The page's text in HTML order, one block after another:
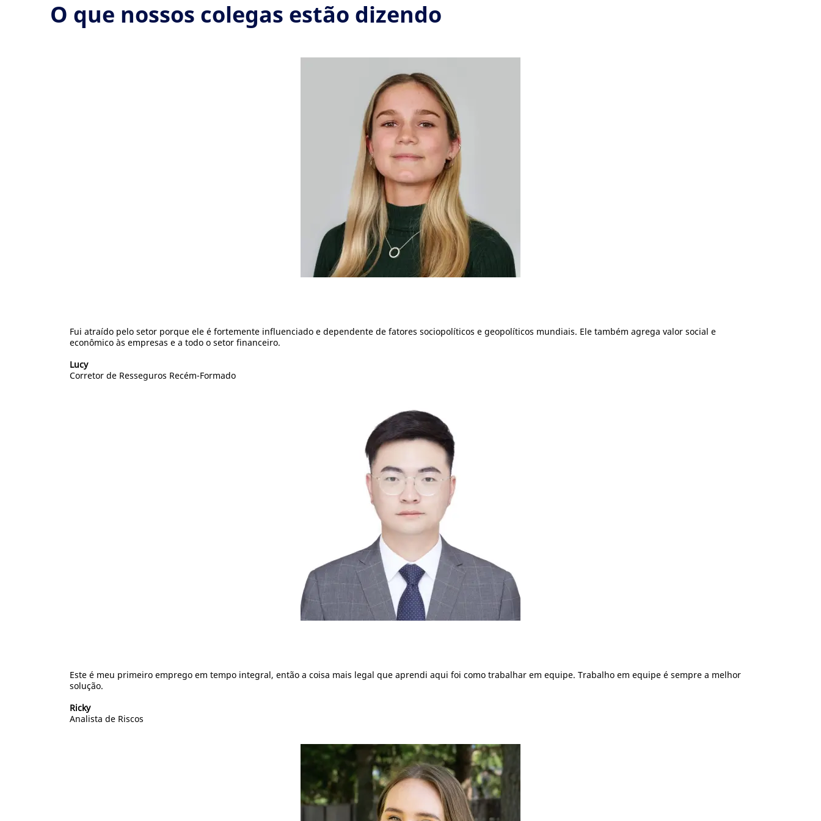
O que nossos colegas estão dizendo
Fui atraído pelo setor porque ele é fortemente influenciado e dependente de fatores sociopolíticos e geopolíticos mundiais. Ele também agrega valor social e
econômico às empresas e a todo o setor financeiro.
Lucy
Corretor de Resseguros Recém-Formado
Este é meu primeiro emprego em tempo integral, então a coisa mais legal que aprendi aqui foi como trabalhar em equipe. Trabalho em equipe é sempre a melhor
solução.
Ricky
Analista de Riscos